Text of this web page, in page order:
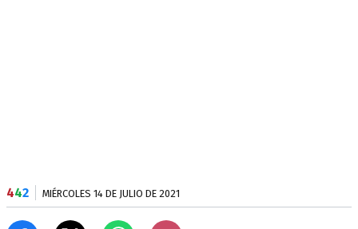
442 MIÉRCOLES 14 DE JULIO DE 2021